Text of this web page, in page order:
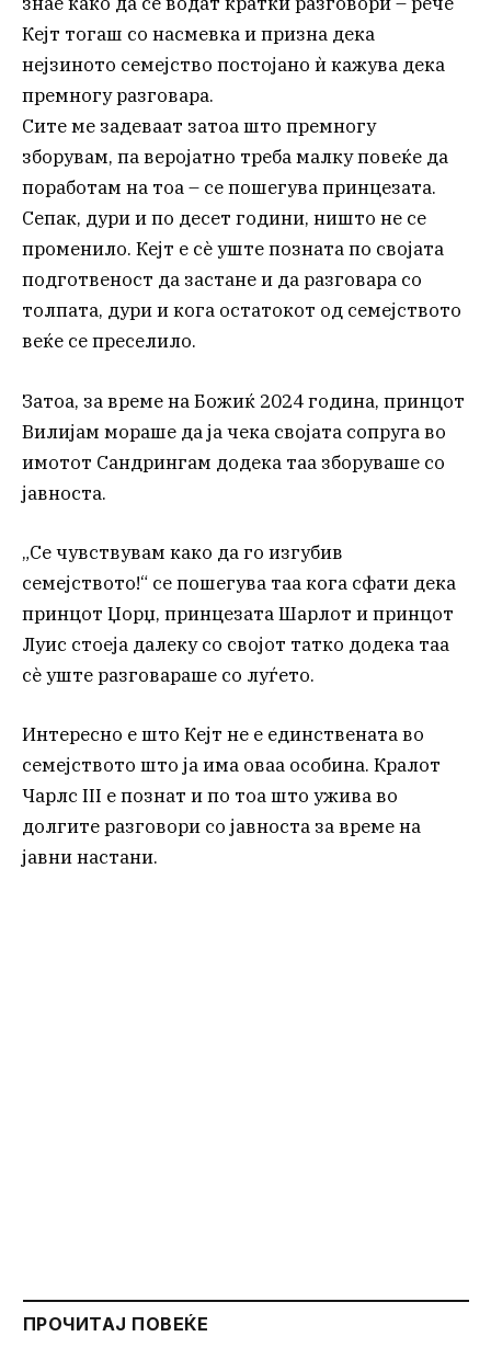
Кејт тогаш со насмевка и призна дека
нејзиното семејство постојано ѝ кажува дека
премногу разговара.
Сите ме задеваат затоа што премногу
зборувам, па веројатно треба малку повеќе да
поработам на тоа – се пошегува принцезата.
Сепак, дури и по десет години, ништо не се
променило. Кејт е сè уште позната по својата
подготвеност да застане и да разговара со
толпата, дури и кога остатокот од семејството
веќе се преселило.
Затоа, за време на Божиќ 2024 година, принцот
Вилијам мораше да ја чека својата сопруга во
имотот Сандрингам додека таа зборуваше со
јавноста.
„Се чувствувам како да го изгубив
семејството!“ се пошегува таа кога сфати дека
принцот Џорџ, принцезата Шарлот и принцот
Луис стоеја далеку со својот татко додека таа
сè уште разговараше со луѓето.
Интересно е што Кејт не е единствената во
семејството што ја има оваа особина. Кралот
Чарлс III е познат и по тоа што ужива во
долгите разговори со јавноста за време на
јавни настани.
ПРОЧИТАЈ ПОВЕЌЕ